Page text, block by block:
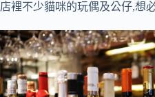
店裡不少貓咪的玩偶及公仔,想